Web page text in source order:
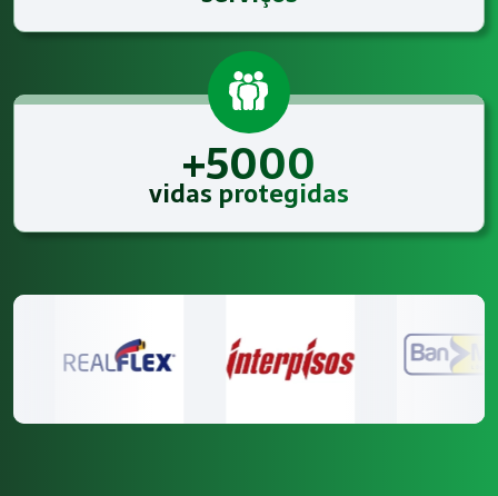
+5000
vidas protegidas